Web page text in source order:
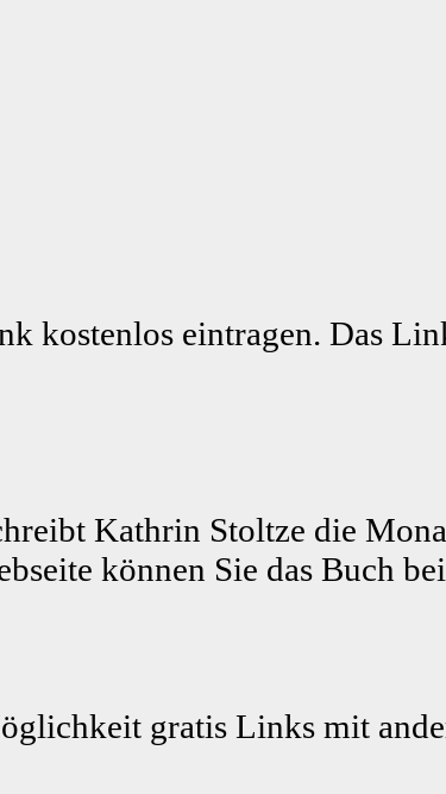
kostenlos eintragen. Das
Kathrin Stoltze die
können Sie das Buch
gratis Links mit